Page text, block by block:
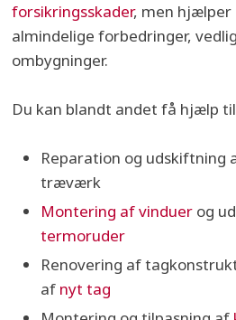
forsikringsskader, men hjælper
almindelige forbedringer,
ombygninger.
Du kan blandt andet få hjælp
Reparation og udskiftning
træværk
Montering af vinduer og
termoruder
Renovering af
af nyt tag